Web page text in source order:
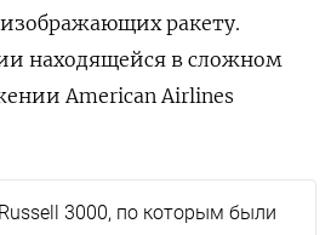
ракету.
находящейся в сложном
American Airlines
Russell 3000, по которым были